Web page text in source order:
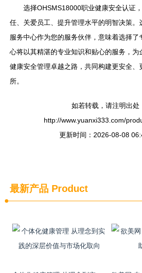
选择OHSMS18000职业健康安全认证
任、关爱员工、提升管理水平的明智决策。
服务中心作为您的服务伙伴，意味着选择了
心将以其精湛的专业知识和贴心的服务，为
健康安全管理卓越之路，共同构建更安全、
所。
如若转载，请注明出处
http://www.yuanxi333.com/
更新时间：2026-08-08
最新产品 Product